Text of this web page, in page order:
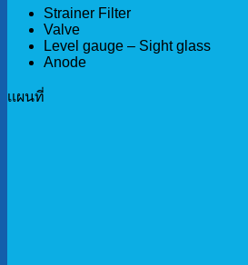
Strainer Filter
Valve
Level gauge – Sight glass
Anode
เเผนที่